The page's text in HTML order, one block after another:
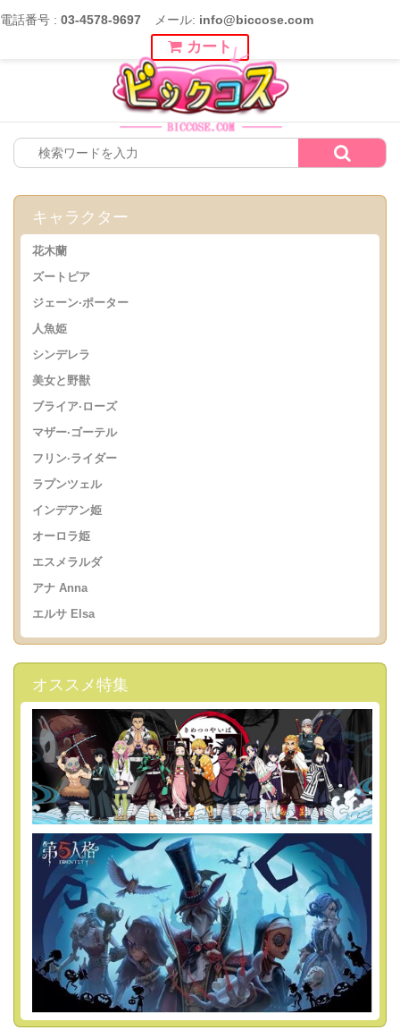
電話番号 : 03-4578-9697 メール: info@biccose.com
カート
キャラクター
花木蘭
ズートピア
ジェーン·ポーター
人魚姫
シンデレラ
美女と野獣
ブライア·ローズ
マザー·ゴーテル
フリン·ライダー
ラプンツェル
インデアン姫
オーロラ姫
エスメラルダ
アナ Anna
エルサ Elsa
オススメ特集